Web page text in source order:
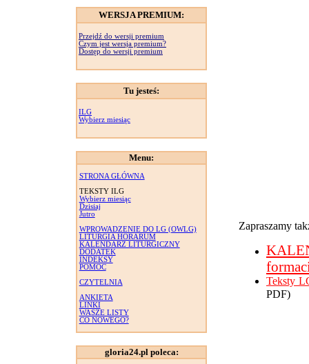
WERSJA PREMIUM:
Przejdź do wersji premium
Czym jest wersja premium?
Dostęp do wersji premium
Tu jesteś:
ILG
Wybierz miesiąc
Menu:
STRONA GŁÓWNA
TEKSTY ILG
Wybierz miesiąc
Dzisiaj
Jutro
WPROWADZENIE DO LG (OWLG)
LITURGIA HORARUM
KALENDARZ LITURGICZNY
DODATEK
INDEKSY
POMOC
CZYTELNIA
ANKIETA
LINKI
WASZE LISTY
CO NOWEGO?
gloria24.pl poleca:
Zapraszamy
Teksty
PDF)